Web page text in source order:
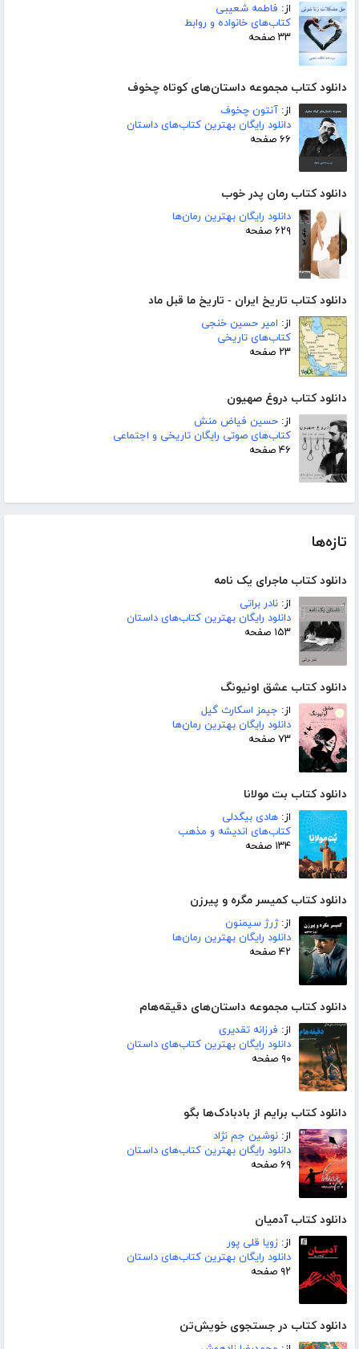
از: فاطمه شعیبی
کتاب‌های خانواده و روابط
۳۳ صفحه
دانلود کتاب مجموعه داستان‌های کوتاه چخوف
از: آنتون چخوف
دانلود رایگان بهترین کتاب‌های داستان
۶۶ صفحه
دانلود کتاب رمان پدر خوب
دانلود رایگان بهترین رمان‌ها
۶۲۹ صفحه
دانلود کتاب تاریخ ایران - تاریخ ما قبل ماد
از: امیر حسین خنجی
کتاب‌های تاریخی
۲۳ صفحه
دانلود کتاب دروغ صهیون
از: حسین فیاض منش
کتاب‌های صوتی رایگان تاریخی و اجتماعی
۴۶ صفحه
تازه‌ها
دانلود کتاب ماجرای یک نامه
از: نادر براتی
دانلود رایگان بهترین کتاب‌های داستان
۱۵۳ صفحه
دانلود کتاب عشق اونیونگ
از: جیمز اسکارث گیل
دانلود رایگان بهترین رمان‌ها
۷۳ صفحه
دانلود کتاب بت مولانا
از: هادی بیگدلی
کتاب‌های اندیشه و مذهب
۱۳۴ صفحه
دانلود کتاب کمیسر مگره و پیرزن
از:ژرژ سیمنون
دانلود رایگان بهترین رمان‌ها
۴۲ صفحه
دانلود کتاب مجموعه داستان‌های دقیقه‌هام
از: فرزانه تقدیری
دانلود رایگان بهترین کتاب‌های داستان
۹۰ صفحه
دانلود کتاب برایم از بادبادک‌ها بگو
از: نوشین جم نژاد
دانلود رایگان بهترین کتاب‌های داستان
۶۹ صفحه
دانلود کتاب آدمیان
از: زویا قلی پور
دانلود رایگان بهترین کتاب‌های داستان
۹۲ صفحه
دانلود کتاب در جستجوی خویش‌تن